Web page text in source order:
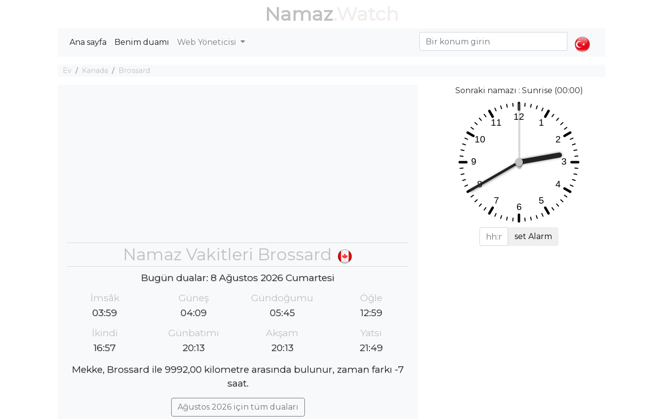
Namaz.Watch
Ana sayfa Benim duamı Web Yöneticisi
Ev Kanada Brossard
Namaz Vakitleri Brossard
Bugün dualar: 8 Ağustos 2026 Cumartesi
İmsâk
03:59
Güneş
04:09
Gündoğumu
05:45
Öğle
12:59
İkindi
16:57
Günbatımı
20:13
Akşam
20:13
Yatsı
21:49
Mekke, Brossard ile 9992,00 kilometre arasında bulunur, zaman farkı -7
saat.
Ağustos 2026 için tüm duaları
Sonraki namazı : Sunrise (00:00)
set Alarm